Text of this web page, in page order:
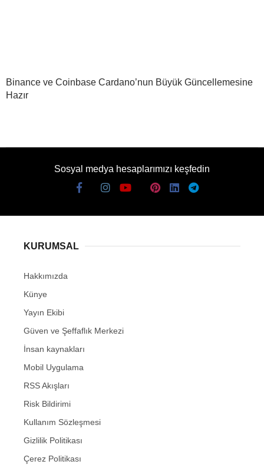
Binance ve Coinbase Cardano’nun Büyük Güncellemesine
Hazır
Sosyal medya hesaplarımızı keşfedin
KURUMSAL
Hakkımızda
Künye
Yayın Ekibi
Güven ve Şeffaflık Merkezi
İnsan kaynakları
Mobil Uygulama
RSS Akışları
Risk Bildirimi
Kullanım Sözleşmesi
Gizlilik Politikası
Çerez Politikası